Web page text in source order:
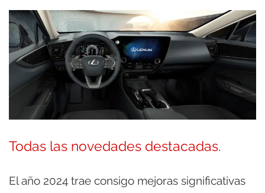
Todas las novedades destacadas.
El año 2024 trae consigo mejoras significativas